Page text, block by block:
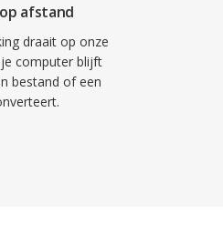
afstand
draait op onze
computer blijft
bestand of een